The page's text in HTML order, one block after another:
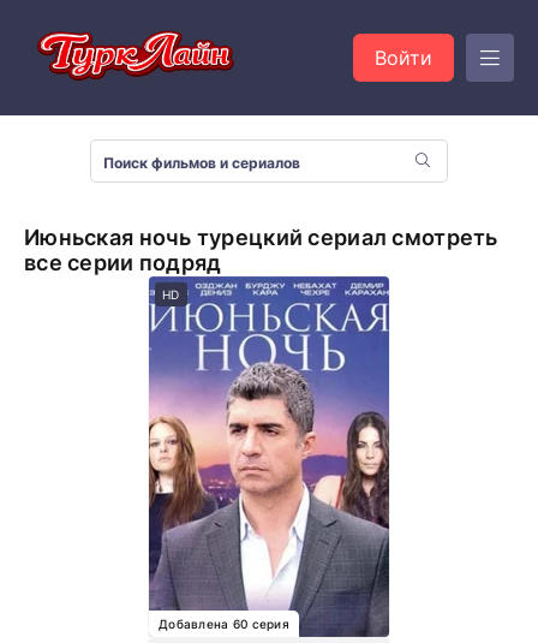
Войти
Июньская ночь турецкий сериал смотреть
все серии подряд
HD
Добавлена 60 серия